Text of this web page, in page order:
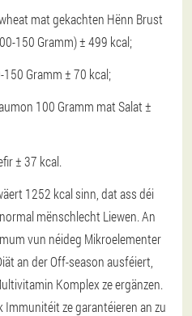
mat gekachten Hënn Brust
150 Gramm) ± 499 kcal;
Gramm ± 70 kcal;
100 Gramm mat Salat ±
± 37 kcal.
1252 kcal sinn, dat ass déi
mënschlecht Liewen. An
vun néideg Mikroelementer
an der Off-season ausféiert,
Komplex ze ergänzen.
ze garantéieren an zu